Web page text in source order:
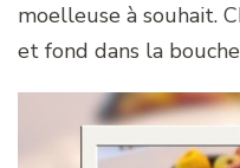
moelleuse à souhait.
et fond dans la